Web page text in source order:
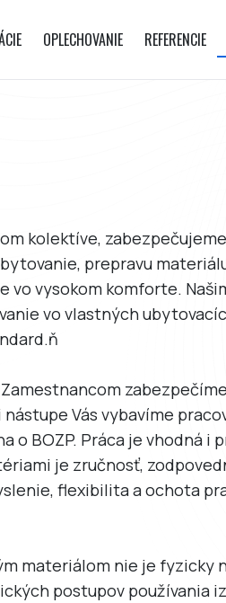
OPLECHOVANIE REFERENCIE
kolektíve,
prepravu
vo vysokom komforte.
vo vlastných
nástupe Vás vybavíme
o BOZP. Práca je vhodná i
je zručnosť,
flexibilita a ochota
materiálom nie je fyzicky
postupov používania